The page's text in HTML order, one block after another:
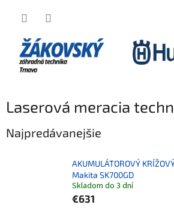
Laserová meracia
Najpredávanejšie
AKUMULÁTOROVÝ
Makita SK700GD
Skladom do 3 dní
€631